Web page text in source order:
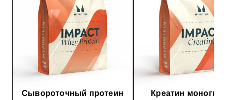
Сывороточный протеин
Креатин